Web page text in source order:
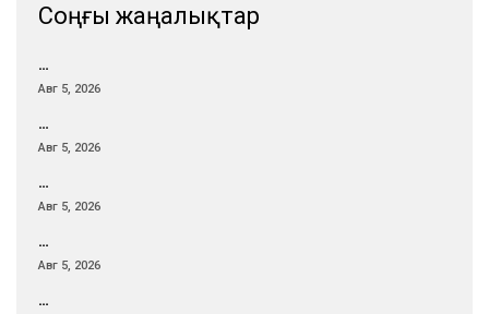
Соңғы жаңалықтар
…
Авг 5, 2026
…
Авг 5, 2026
…
Авг 5, 2026
…
Авг 5, 2026
…